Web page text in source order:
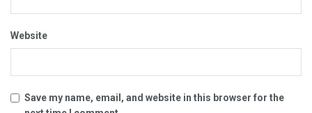
Website
Save my name, email, and website in this browser for the